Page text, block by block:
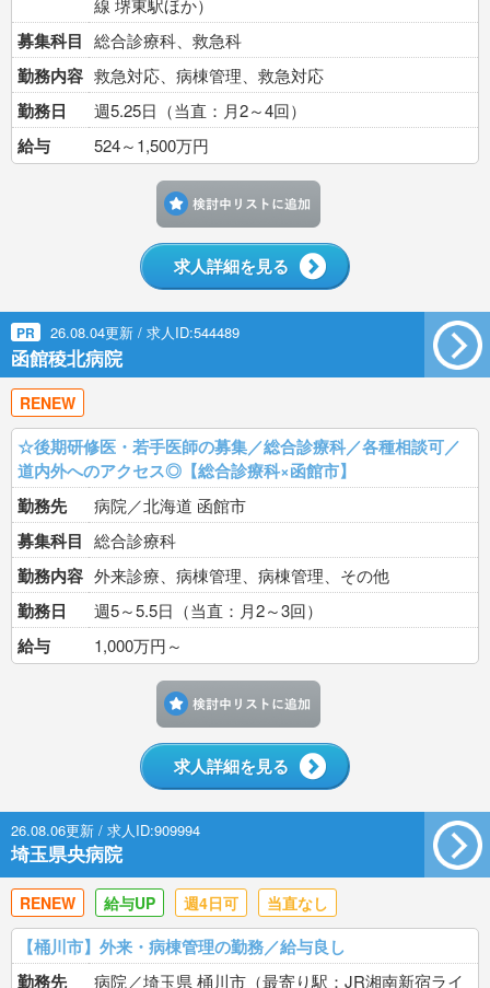
線 堺東駅ほか）
募集科目 総合診療科、救急科
勤務内容 救急対応、病棟管理、救急対応
勤務日 週5.25日（当直：月2～4回）
給与 524～1,500万円
求人詳細を見る
PR 26.08.04更新 / 求人ID:544489
函館稜北病院
RENEW
☆後期研修医・若手医師の募集／総合診療科／各種相談可／
道内外へのアクセス◎【総合診療科×函館市】
勤務先
病院／北海道 函館市
募集科目 総合診療科
勤務内容 外来診療、病棟管理、病棟管理、その他
勤務日 週5～5.5日（当直：月2～3回）
給与 1,000万円～
求人詳細を見る
26.08.06更新 / 求人ID:909994
埼玉県央病院
RENEW 給与UP 週4日可 当直なし
【桶川市】外来・病棟管理の勤務／給与良し
勤務先
病院／埼玉県 桶川市（最寄り駅：JR湘南新宿ライ